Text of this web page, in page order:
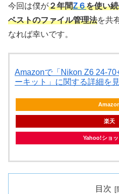
今回は僕が２年間Z６を使い
ベストのファイル管理法を共
なれば幸いです。
Amazonで「Nikon Z6 24-
ーキット」に関する詳細を
楽天
Yahoo!ショ
目次